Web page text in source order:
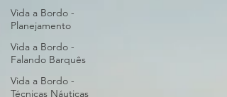
Vida a Bordo -
Planejamento
Vida a Bordo -
Falando Barquês
Vida a Bordo -
Técnicas Náuticas